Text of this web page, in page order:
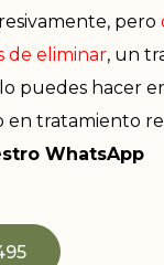
pero
de eliminar, un
puedes hacer
en tratamiento
WhatsApp